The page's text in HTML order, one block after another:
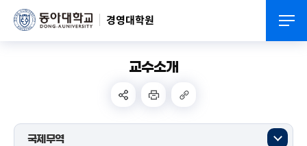
경영대학원
교수소개
국제무역